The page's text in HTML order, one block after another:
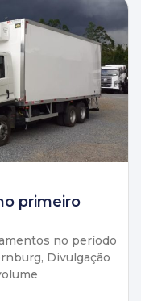
primeiro
no período
Divulgação